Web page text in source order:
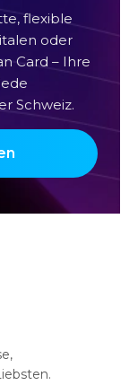
flexible
oder
Card – Ihre
Schweiz.